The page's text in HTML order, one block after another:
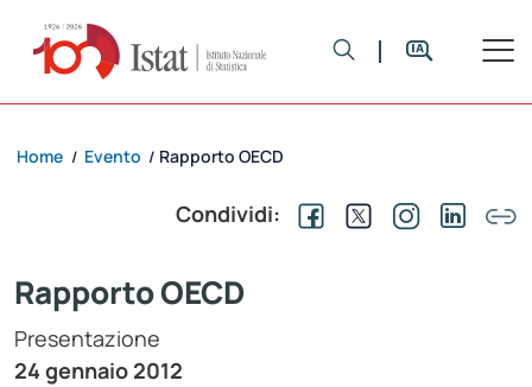
Home / Evento / Rapporto OECD
Condividi:
Rapporto OECD
Presentazione
24 gennaio 2012